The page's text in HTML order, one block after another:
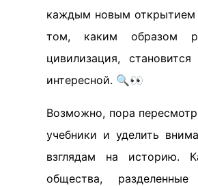
каждым новым открытием
том, каким образом
цивилизация,
интересной. 🔍👀
Возможно, пора
учебники и уделить
взглядам на историю.
общества, разделенные